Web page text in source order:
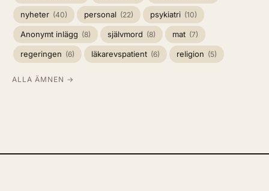
nyheter (40) personal (22) psykiatri (10)
Anonymt inlägg (8) självmord (8) mat (7)
regeringen (6) läkarevspatient (6) religion (5)
ALLA ÄMNEN →